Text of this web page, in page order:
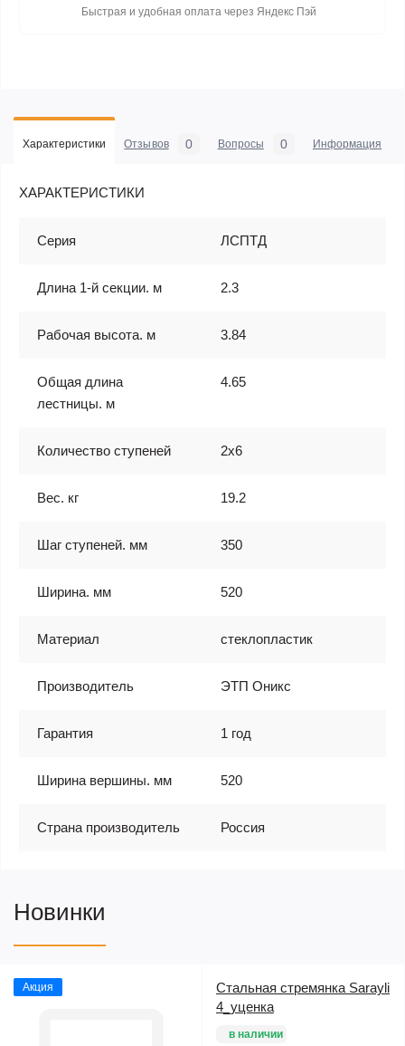
Быстрая и удобная оплата через Яндекс Пэй
Характеристики Отзывов 0 Вопросы 0 Информация
ХАРАКТЕРИСТИКИ
Серия ЛСПТД
Длина 1-й секции. м 2.3
Рабочая высота. м 3.84
Общая длина
лестницы. м
4.65
Количество ступеней 2х6
Вес. кг 19.2
Шаг ступеней. мм 350
Ширина. мм 520
Материал стеклопластик
Производитель ЭТП Оникс
Гарантия 1 год
Ширина вершины. мм 520
Страна производитель Россия
Новинки
Акция
Стальная стремянка Sarayli
4_уценка
в наличии